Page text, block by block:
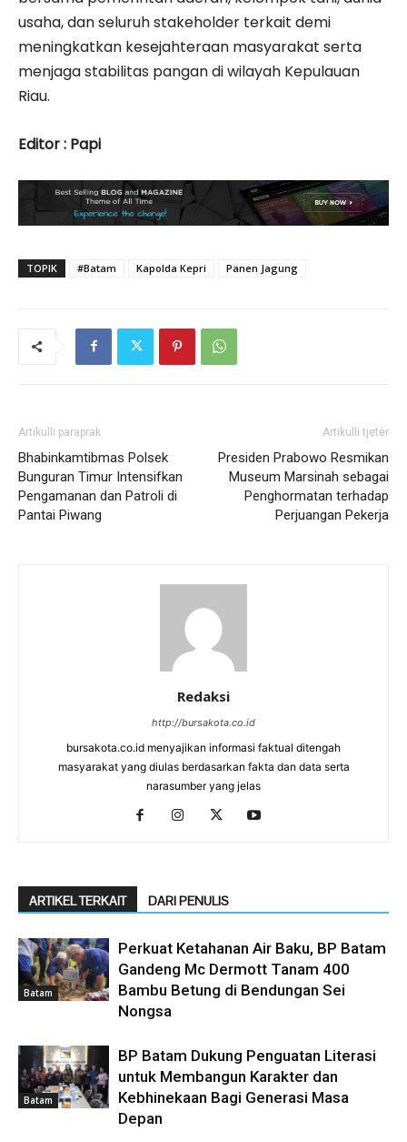
usaha, dan seluruh stakeholder terkait demi
meningkatkan kesejahteraan masyarakat serta
menjaga stabilitas pangan di wilayah Kepulauan
Riau.
‎Editor : Papi
TOPIK #Batam Kapolda Kepri Panen Jagung
Artikulli paraprak
Bhabinkamtibmas Polsek
Bunguran Timur Intensifkan
Pengamanan dan Patroli di
Pantai Piwang
Artikulli tjetër
Presiden Prabowo Resmikan
Museum Marsinah sebagai
Penghormatan terhadap
Perjuangan Pekerja
Redaksi
http://bursakota.co.id
bursakota.co.id menyajikan informasi faktual ditengah
masyarakat yang diulas berdasarkan fakta dan data serta
narasumber yang jelas
ARTIKEL TERKAIT DARI PENULIS
Batam
Perkuat Ketahanan Air Baku, BP Batam
Gandeng Mc Dermott Tanam 400
Bambu Betung di Bendungan Sei
Nongsa
Batam
BP Batam Dukung Penguatan Literasi
untuk Membangun Karakter dan
Kebhinekaan Bagi Generasi Masa
Depan